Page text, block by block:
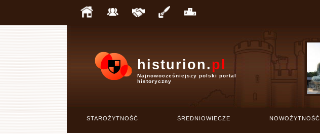
histurion.pl
Najnowocześniejszy polski portal
historyczny
STAROŻYTNOŚĆ ŚREDNIOWIECZE NOWOŻYTNOŚĆ